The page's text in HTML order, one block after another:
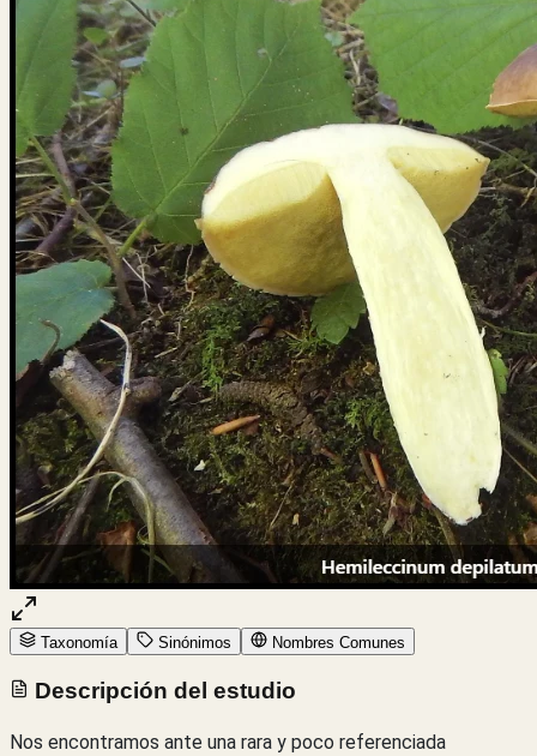
Taxonomía Sinónimos Nombres Comunes
Descripción del estudio
Nos encontramos ante una rara y poco referenciada